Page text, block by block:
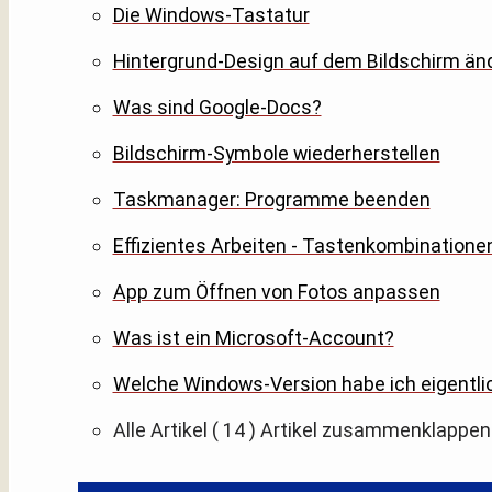
Die Windows-Tastatur
Hintergrund-Design auf dem Bildschirm
Was sind Google-Docs?
Bildschirm-Symbole wiederherstellen
Taskmanager: Programme beenden
Effizientes Arbeiten -
App zum Öffnen von Fotos anpassen
Was ist ein Microsoft-Account?
Welche Windows-Version habe ich
Alle Artikel ( 14 ) Artikel zusammenklappen